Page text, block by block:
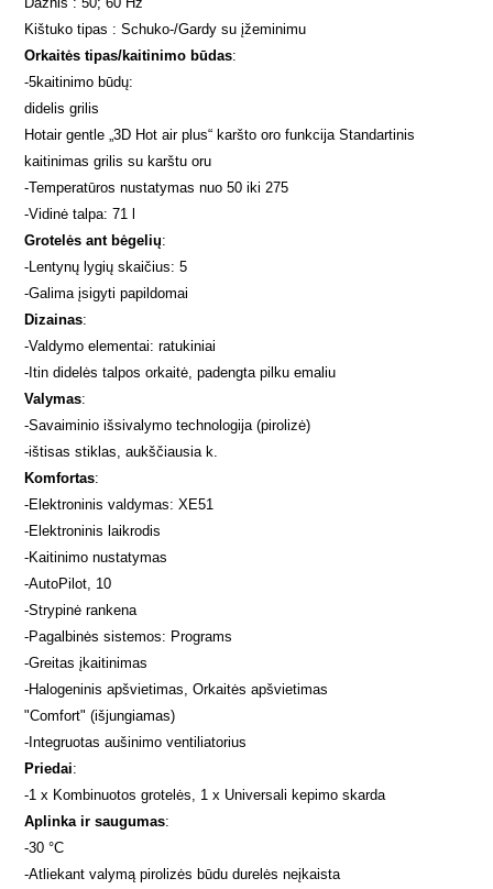
Kištuko tipas : Schuko-/Gardy su įžeminimu
Orkaitės tipas/kaitinimo būdas:
-5kaitinimo būdų:
didelis grilis
Hotair gentle „3D Hot air plus“ karšto oro funkcija Standartinis
kaitinimas grilis su karštu oru
-Temperatūros nustatymas nuo 50 iki 275
-Vidinė talpa: 71 l
Grotelės ant bėgelių:
-Lentynų lygių skaičius: 5
-Galima įsigyti papildomai
Dizainas:
-Valdymo elementai: ratukiniai
- Itin didelės talpos orkaitė, padengta pilku emaliu
Valymas:
-Savaiminio išsivalymo technologija (pirolizė)
-ištisas stiklas, aukščiausia k.
Komfortas:
-Elektroninis valdymas: XE51
-Elektroninis laikrodis
-Kaitinimo nustatymas
-AutoPilot, 10
-Strypinė rankena
-Pagalbinės sistemos: Programs
-Greitas įkaitinimas
-Halogeninis apšvietimas, Orkaitės apšvietimas
"Comfort" (išjungiamas)
- Integruotas aušinimo ventiliatorius
Priedai:
-1 x Kombinuotos grotelės, 1 x Universali kepimo skarda
Aplinka ir saugumas:
-30 °C
-Atliekant valymą pirolizės būdu durelės neįkaista